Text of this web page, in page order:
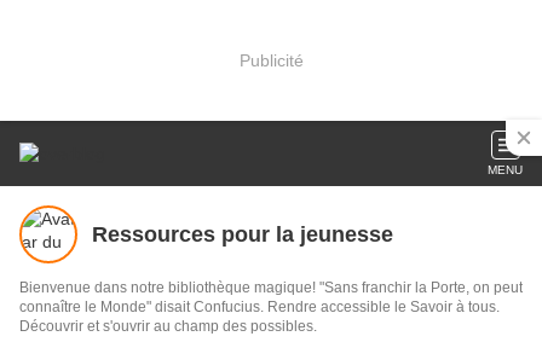
Publicité
MENU
Ressources pour la jeunesse
Bienvenue dans notre bibliothèque magique! "Sans franchir la Porte, on peut
connaître le Monde" disait Confucius. Rendre accessible le Savoir à tous.
Découvrir et s'ouvrir au champ des possibles.